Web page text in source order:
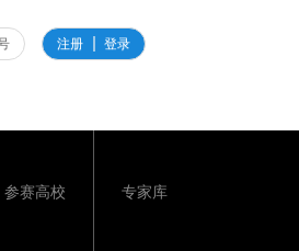
注册 登录
参赛高校 专家库